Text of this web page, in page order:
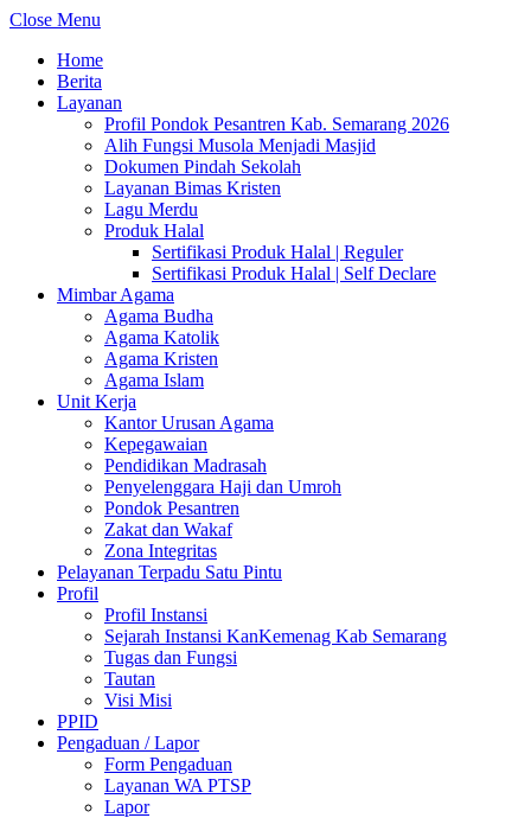
Close Menu
Home
Berita
Layanan
Profil Pondok Pesantren Kab. Semarang 2026
Alih Fungsi Musola Menjadi Masjid
Dokumen Pindah Sekolah
Layanan Bimas Kristen
Lagu Merdu
Produk Halal
Sertifikasi Produk Halal | Reguler
Sertifikasi Produk Halal | Self Declare
Mimbar Agama
Agama Budha
Agama Katolik
Agama Kristen
Agama Islam
Unit Kerja
Kantor Urusan Agama
Kepegawaian
Pendidikan Madrasah
Penyelenggara Haji dan Umroh
Pondok Pesantren
Zakat dan Wakaf
Zona Integritas
Pelayanan Terpadu Satu Pintu
Profil
Profil Instansi
Sejarah Instansi KanKemenag Kab Semarang
Tugas dan Fungsi
Tautan
Visi Misi
PPID
Pengaduan / Lapor
Form Pengaduan
Layanan WA PTSP
Lapor